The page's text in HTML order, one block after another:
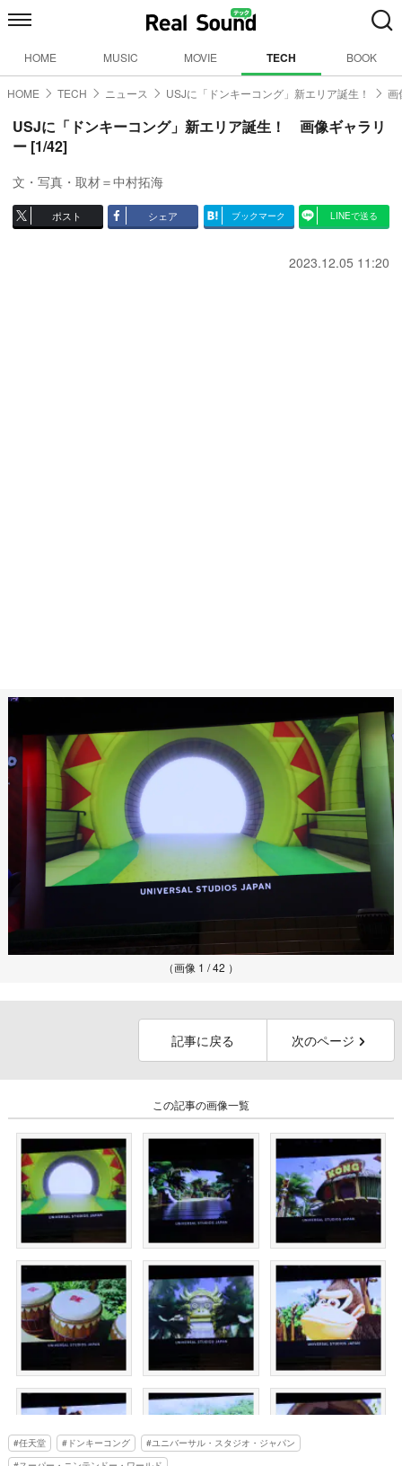
HOME MUSIC MOVIE TECH BOOK
HOME TECH ニュース USJに「ドンキーコング」新エリア誕生！ 画
USJに「ドンキーコング」新エリア誕生！ 画像ギャラリ
ー [1/42]
文・写真・取材＝中村拓海
ポスト シェア ブックマーク LINEで送る
2023.12.05 11:20
（画像 1 / 42 ）
記事に戻る 次のページ
この記事の画像一覧
任天堂 ドンキーコング
ユニバーサル・スタジオ・ジャパン